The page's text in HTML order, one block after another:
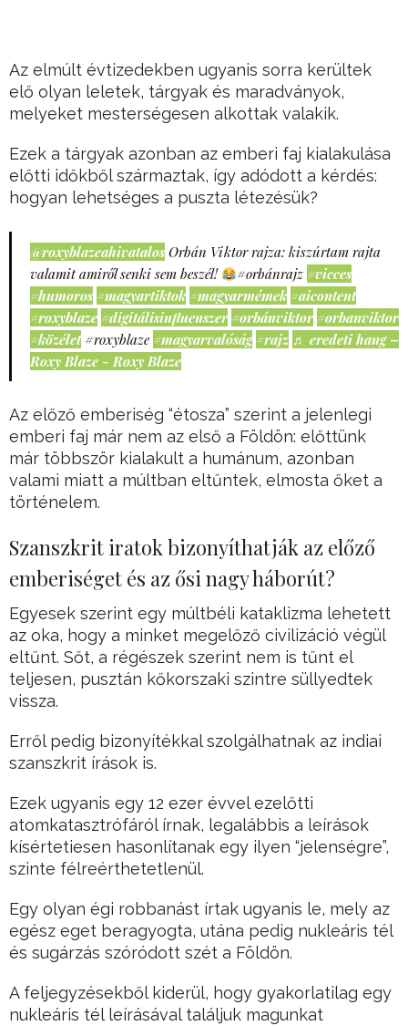
Az elmúlt évtizedekben ugyanis sorra kerültek
elő olyan leletek, tárgyak és maradványok,
melyeket mesterségesen alkottak valakik.
Ezek a tárgyak azonban az emberi faj kialakulása
előtti időkből származtak, így adódott a kérdés:
hogyan lehetséges a puszta létezésük?
@roxyblazeahivatalos Orbán Viktor rajza: kiszúrtam rajta
valamit amiről senki sem beszél!
#orbánrajz #vicces
#humoros #magyartiktok #magyarmémek #aicontent
#roxyblaze #digitálisinfluenszer #orbánviktor #orbanviktor
#közélet #roxyblaze #magyarvalóság #rajz ♬ eredeti hang –
Roxy Blaze - Roxy Blaze
Az előző emberiség “étosza” szerint a jelenlegi
emberi faj már nem az első a Földön: előttünk
már többször kialakult a humánum, azonban
valami miatt a múltban eltűntek, elmosta őket a
történelem.
Szanszkrit iratok bizonyíthatják az előző
emberiséget és az ősi nagy háborút?
Egyesek szerint egy múltbéli kataklizma lehetett
az oka, hogy a minket megelőző civilizáció végül
eltűnt. Sőt, a régészek szerint nem is tűnt el
teljesen, pusztán kőkorszaki szintre süllyedtek
vissza.
Erről pedig bizonyítékkal szolgálhatnak az indiai
szanszkrit írások is.
Ezek ugyanis egy 12 ezer évvel ezelőtti
atomkatasztrófáról írnak, legalábbis a leírások
kísértetiesen hasonlítanak egy ilyen “jelenségre”,
szinte félreérthetetlenül.
Egy olyan égi robbanást írtak ugyanis le, mely az
egész eget beragyogta, utána pedig nukleáris tél
és sugárzás szóródott szét a Földön.
A feljegyzésekből kiderül, hogy gyakorlatilag egy
nukleáris tél leírásával találjuk magunkat